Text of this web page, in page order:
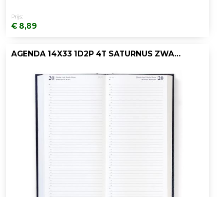
Prijs:
€ 8,89
AGENDA 14X33 1D2P 4T SATURNUS ZWART